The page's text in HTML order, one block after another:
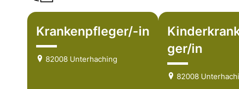
Krankenpfleger/-in
82008 Unterhaching
ger/in
82008